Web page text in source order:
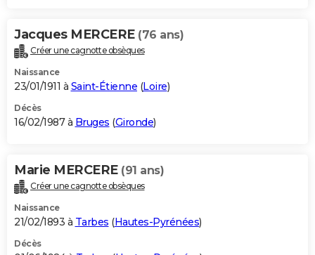
Jacques MERCERE (76 ans)
Créer une cagnotte obsèques
Naissance
23/01/1911 à Saint-Étienne (Loire)
Décès
16/02/1987 à Bruges (Gironde)
Marie MERCERE (91 ans)
Créer une cagnotte obsèques
Naissance
21/02/1893 à Tarbes (Hautes-Pyrénées)
Décès